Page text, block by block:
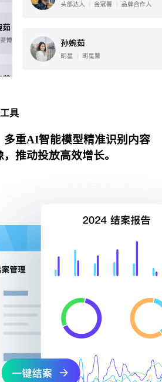
具
多重AI智能模型精准识别内容
推动投放高效增长。